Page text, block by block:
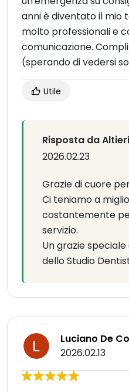
anni è diventato il mio
molto professionali e
comunicazione.
(sperando di vedersi
Utile
Risposta da Altieri
2026.02.23
Grazie di cuore
Ci teniamo a
costantemente
servizio.
Un grazie
dello Studio
Luciano De
2026.02.13